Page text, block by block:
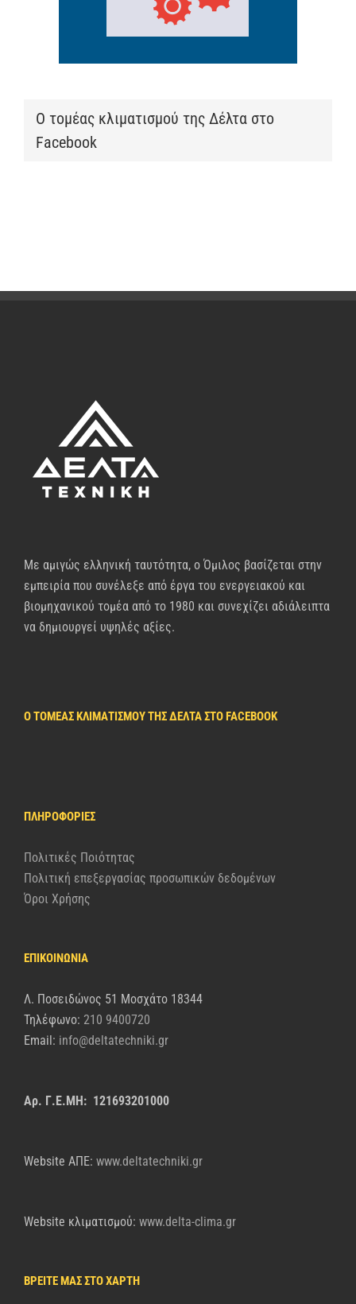
Ο τομέας κλιματισμού της Δέλτα στο
Facebook
Με αμιγώς ελληνική ταυτότητα, ο Όμιλος βασίζεται στην
εμπειρία που συνέλεξε από έργα του ενεργειακού και
βιομηχανικού τομέα από το 1980 και συνεχίζει αδιάλειπτα
να δημιουργεί υψηλές αξίες.
Ο ΤΟΜΈΑΣ ΚΛΙΜΑΤΙΣΜΟΎ ΤΗΣ ΔΈΛΤΑ ΣΤΟ FACEBOOK
ΠΛΗΡΟΦΟΡΊΕΣ
Πολιτικές Ποιότητας
Πολιτική επεξεργασίας προσωπικών δεδομένων
Όροι Χρήσης
ΕΠΙΚΟΙΝΩΝΙΑ
Λ. Ποσειδώνος 51 Μοσχάτο 18344
Τηλέφωνο: 210 9400720
Email: info@deltatechniki.gr
Αρ. Γ.Ε.ΜΗ: 121693201000
Website AΠΕ: www.deltatechniki.gr
Website κλιματισμού: www.delta-clima.gr
ΒΡΕΙΤΕ ΜΑΣ ΣΤΟ ΧΑΡΤΗ